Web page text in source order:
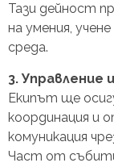
Тази дейност
на умения,
среда.
3. Управление
Екипът ще
координация и
комуникация
Част от